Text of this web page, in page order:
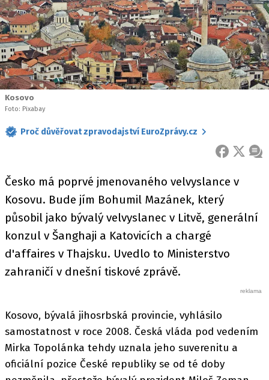
Kosovo
Foto: Pixabay
Proč důvěřovat zpravodajství EuroZprávy.cz
FACEBOOK
X
Česko má poprvé jmenovaného velvyslance v
Kosovu. Bude jím Bohumil Mazánek, který
působil jako bývalý velvyslanec v Litvě, generální
konzul v Šanghaji a Katovicích a chargé
d'affaires v Thajsku. Uvedlo to Ministerstvo
zahraničí v dnešní tiskové zprávě.
Kosovo, bývalá jihosrbská provincie, vyhlásilo
samostatnost v roce 2008. Česká vláda pod vedením
Mirka Topolánka tehdy uznala jeho suverenitu a
oficiální pozice České republiky se od té doby